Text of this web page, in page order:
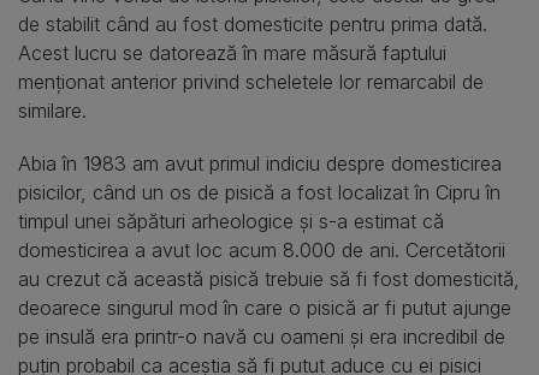
de stabilit când au fost domesticite pentru prima dată.
Acest lucru se datorează în mare măsură faptului
menționat anterior privind scheletele lor remarcabil de
similare.
Abia în 1983 am avut primul indiciu despre domesticirea
pisicilor, când un os de pisică a fost localizat în Cipru în
timpul unei săpături arheologice și s-a estimat că
domesticirea a avut loc acum 8.000 de ani. Cercetătorii
au crezut că această pisică trebuie să fi fost domesticită,
deoarece singurul mod în care o pisică ar fi putut ajunge
pe insulă era printr-o navă cu oameni și era incredibil de
puțin probabil ca aceștia să fi putut aduce cu ei pisici